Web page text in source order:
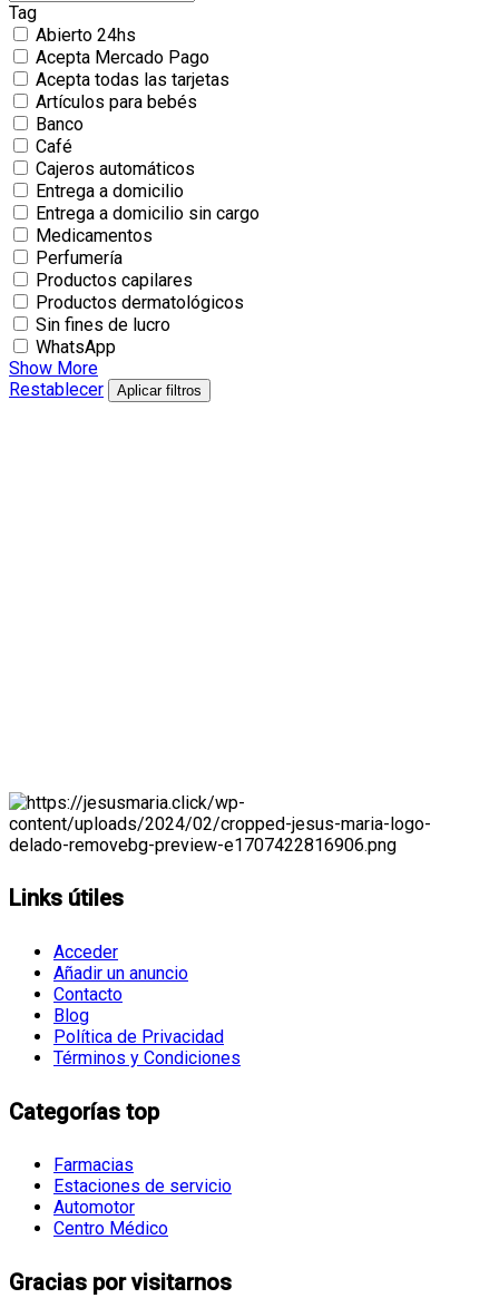
Tag
Abierto 24hs
Acepta Mercado Pago
Acepta todas las tarjetas
Artículos para bebés
Banco
Café
Cajeros automáticos
Entrega a domicilio
Entrega a domicilio sin cargo
Medicamentos
Perfumería
Productos capilares
Productos dermatológicos
Sin fines de lucro
WhatsApp
Show More
Restablecer
Aplicar filtros
Links útiles
Acceder
Añadir un anuncio
Contacto
Blog
Política de Privacidad
Términos y Condiciones
Categorías top
Farmacias
Estaciones de servicio
Automotor
Centro Médico
Gracias por visitarnos